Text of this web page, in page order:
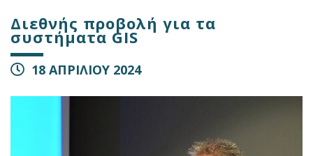
Διεθνής προβολή για τα
συστήματα GIS
18 ΑΠΡΙΛΙΟΥ 2024